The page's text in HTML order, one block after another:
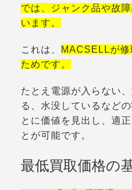
では、ジャンク品や故
います。
これは、
MACSELLが修
ためです。
たとえ電源が入らない
る、水没しているなど
とに価値を見出し、適
とが可能です。
最低買取価格の